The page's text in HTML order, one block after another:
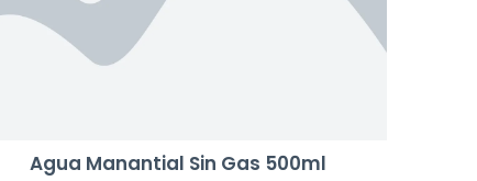
Agua Manantial Sin Gas 500ml